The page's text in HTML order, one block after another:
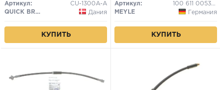
Артикул:
CU-1300A-A
QUICK BRAKE
Дания
КУПИТЬ
Артикул:
100 611 0053/S
MEYLE
Германия
КУПИТЬ